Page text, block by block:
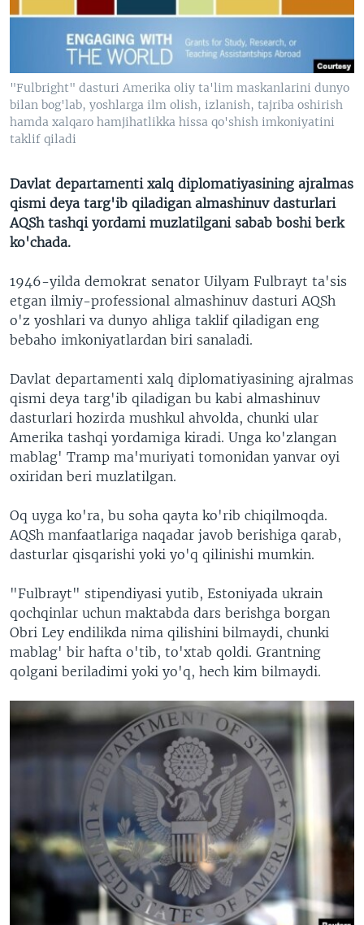
VIDEO
XABARLAR SURATLARDA
ODNOKLASSNIKI
TELEGRAM
TWITTER
SOUNDCLOUD
VOA
"Fulbright" dasturi Amerika oliy ta'lim maskanlarini dunyo
bilan bog'lab, yoshlarga ilm olish, izlanish, tajriba oshirish
hamda xalqaro hamjihatlikka hissa qo'shish imkoniyatini
taklif qiladi
Davlat departamenti xalq diplomatiyasining ajralmas
qismi deya targ'ib qiladigan almashinuv dasturlari
AQSh tashqi yordami muzlatilgani sabab boshi berk
ko'chada.
1946-yilda demokrat senator Uilyam Fulbrayt ta'sis
etgan ilmiy-professional almashinuv dasturi AQSh
o'z yoshlari va dunyo ahliga taklif qiladigan eng
bebaho imkoniyatlardan biri sanaladi.
Davlat departamenti xalq diplomatiyasining ajralmas
qismi deya targ'ib qiladigan bu kabi almashinuv
dasturlari hozirda mushkul ahvolda, chunki ular
Amerika tashqi yordamiga kiradi. Unga ko'zlangan
mablag' Tramp ma'muriyati tomonidan yanvar oyi
oxiridan beri muzlatilgan.
Oq uyga ko'ra, bu soha qayta ko'rib chiqilmoqda.
AQSh manfaatlariga naqadar javob berishiga qarab,
dasturlar qisqarishi yoki yo'q qilinishi mumkin.
"Fulbrayt" stipendiyasi yutib, Estoniyada ukrain
qochqinlar uchun maktabda dars berishga borgan
Obri Ley endilikda nima qilishini bilmaydi, chunki
mablag' bir hafta o'tib, to'xtab qoldi. Grantning
qolgani beriladimi yoki yo'q, hech kim bilmaydi.